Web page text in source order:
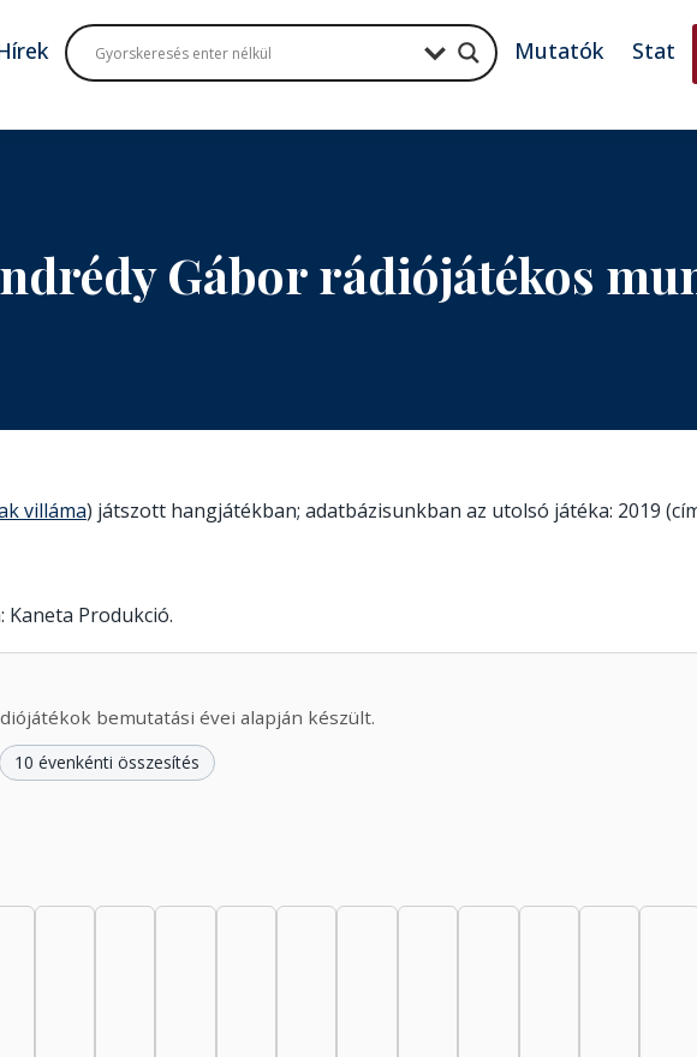
Mutatók Stat
Gábor rádiójátékos
villáma) játszott hangjátékban; adatbázisunkban az utolsó játéka: 2019
Produkció.
bemutatási évei alapján készült.
10 évenkénti összesítés